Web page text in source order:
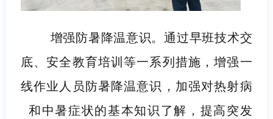
增强防暑降温意识。通过早班技术交
底、安全教育培训等一系列措施，增强一
线作业人员防暑降温意识，加强对热射病
和中暑症状的基本知识了解，提高突发